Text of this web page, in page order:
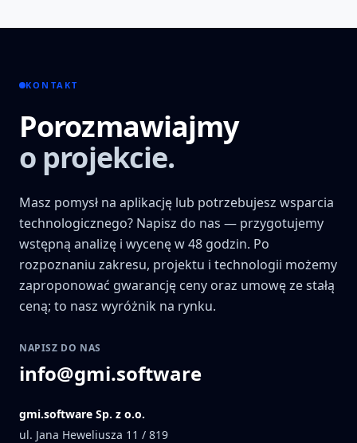
KONTAKT
Porozmawiajmy
o projekcie.
Masz pomysł na aplikację lub potrzebujesz wsparcia
technologicznego? Napisz do nas — przygotujemy
wstępną analizę i wycenę w 48 godzin. Po
rozpoznaniu zakresu, projektu i technologii możemy
zaproponować gwarancję ceny oraz umowę ze stałą
ceną; to nasz wyróżnik na rynku.
NAPISZ DO NAS
info@gmi.software
gmi.software Sp. z o.o.
ul. Jana Heweliusza 11 / 819